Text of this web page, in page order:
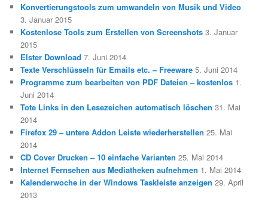
Konvertierungstools zum umwandeln von Musik und Video
3. Januar 2015
Kostenlose Tools zum Erstellen von Screenshots 3. Januar
2015
Elster Download 7. Juni 2014
Texte Verschlüsseln für Emails etc. – Freeware 5. Juni 2014
Programme zum bearbeiten von PDF Dateien – kostenlos 1.
Juni 2014
Tote Links in den Lesezeichen automatisch löschen 31. Mai
2014
Firefox 29 – untere Addon Leiste wiederherstellen 25. Mai
2014
CD Cover Drucken – 10 einfache Varianten 25. Mai 2014
Internet Fernsehen aus Mediatheken aufnehmen 1. Mai 2014
Kalenderwoche in der Windows Taskleiste anzeigen 29. April
2013